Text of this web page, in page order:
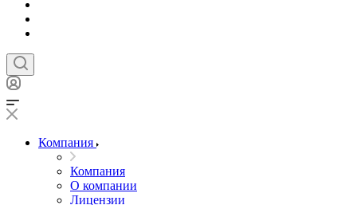
Компания
Компания
О компании
Лицензии